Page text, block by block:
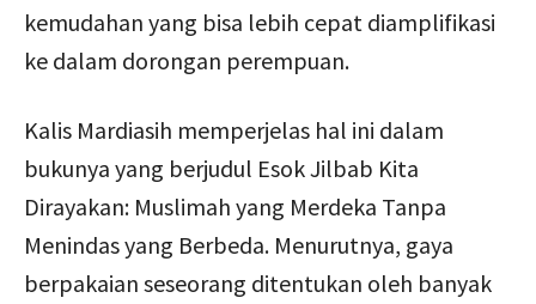
kemudahan yang bisa lebih cepat diamplifikasi
ke dalam dorongan perempuan.
Kalis Mardiasih memperjelas hal ini dalam
bukunya yang berjudul Esok Jilbab Kita
Dirayakan: Muslimah yang Merdeka Tanpa
Menindas yang Berbeda. Menurutnya, gaya
berpakaian seseorang ditentukan oleh banyak